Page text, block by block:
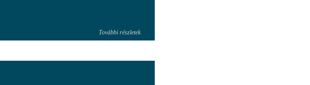
További részletek